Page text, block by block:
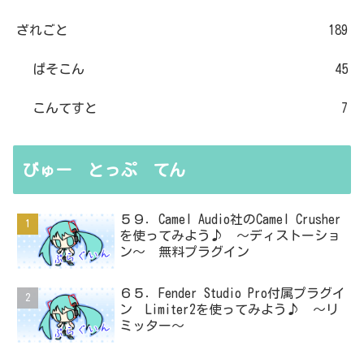
ざれごと 189
ぱそこん 45
こんてすと 7
びゅー とっぷ てん
５９．Camel Audio社のCamel Crusher
を使ってみよう♪ ～ディストーショ
ン～ 無料プラグイン
６５．Fender Studio Pro付属プラグイ
ン Limiter2を使ってみよう♪ ～リ
ミッター～